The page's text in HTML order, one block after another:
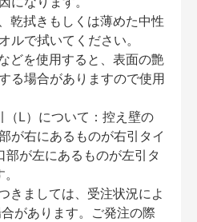
乾拭きもしくは薄めた中性
ルで拭いてください。
どを使用すると、表面の艶
る場合がありますので使用
L）について：控え壁の
が右にあるものが右引タイ
部が左にあるものが左引タ
きましては、受注状況によ
があります。ご発注の際